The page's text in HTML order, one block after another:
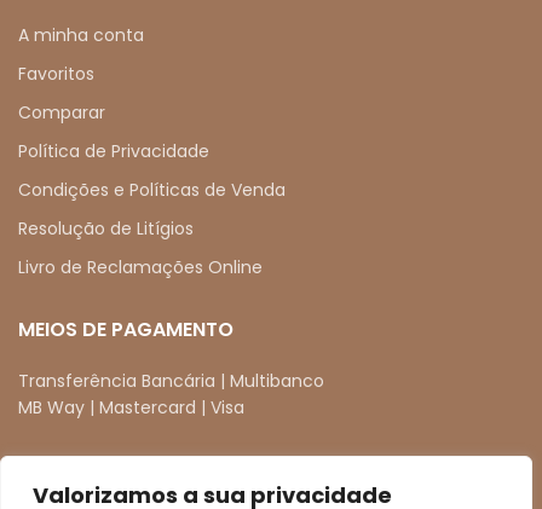
Valorizamos a sua privacidade
A minha conta
Favoritos
Comparar
Política de Privacidade
Condições e Políticas de Venda
Resolução de Litígios
Livro de Reclamações Online
MEIOS DE PAGAMENTO
Transferência Bancária | Multibanco
MB Way | Mastercard | Visa